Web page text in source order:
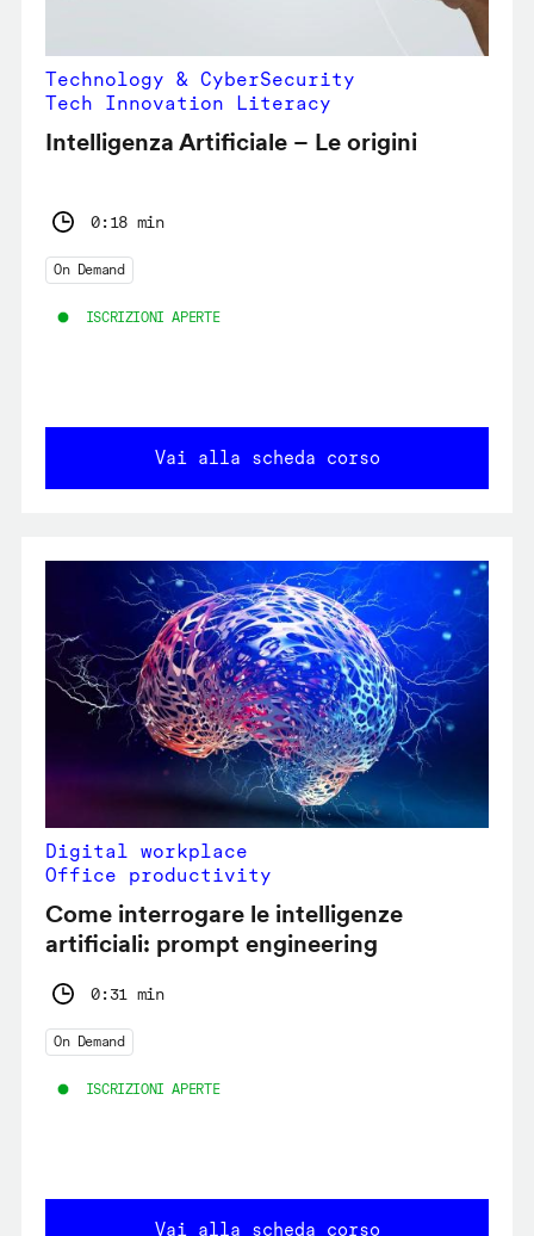
Technology & CyberSecurity
Tech Innovation Literacy
Intelligenza Artificiale – Le origini
0:18 min
On Demand
ISCRIZIONI APERTE
Vai alla scheda corso
Digital workplace
Office productivity
Come interrogare le intelligenze
artificiali: prompt engineering
0:31 min
On Demand
ISCRIZIONI APERTE
Vai alla scheda corso